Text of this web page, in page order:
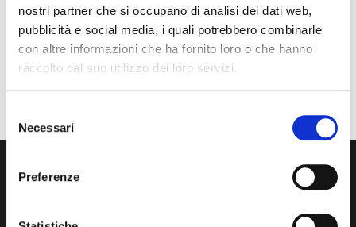
nostri partner che si occupano di analisi dei dati web,
pubblicità e social media, i quali potrebbero combinarle
con altre informazioni che ha fornito loro o che hanno
raccolto dal suo utilizzo dei loro servizi.
delNecessari
Preferenze
Longboard Girls Crew (LGC)